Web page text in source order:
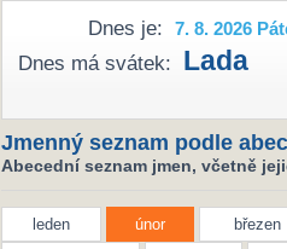
Dnes je: 7. 8. 2026
Dnes má svátek: Lada
Jmenný seznam podle
Abecední seznam jmen, včetně
leden únor březen